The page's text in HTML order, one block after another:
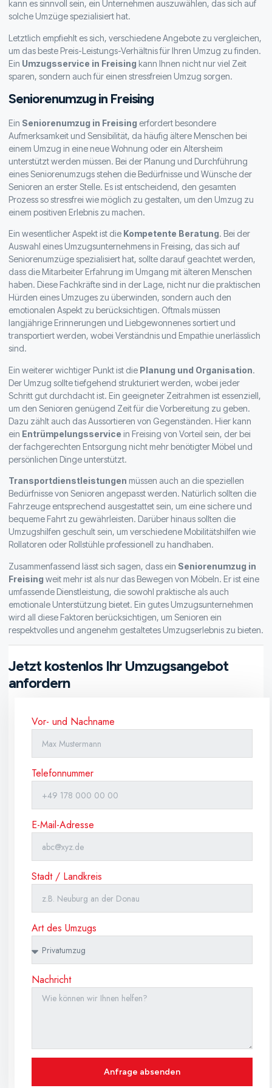
kann es sinnvoll sein, ein Unternehmen auszuwählen, das sich auf
solche Umzüge spezialisiert hat.
Letztlich empfiehlt es sich, verschiedene Angebote zu vergleichen,
um das beste Preis-Leistungs-Verhältnis für Ihren Umzug zu finden.
Ein Umzugsservice in Freising kann Ihnen nicht nur viel Zeit
sparen, sondern auch für einen stressfreien Umzug sorgen.
Seniorenumzug in Freising
Ein Seniorenumzug in Freising erfordert besondere
Aufmerksamkeit und Sensibilität, da häufig ältere Menschen bei
einem Umzug in eine neue Wohnung oder ein Altersheim
unterstützt werden müssen. Bei der Planung und Durchführung
eines Seniorenumzugs stehen die Bedürfnisse und Wünsche der
Senioren an erster Stelle. Es ist entscheidend, den gesamten
Prozess so stressfrei wie möglich zu gestalten, um den Umzug zu
einem positiven Erlebnis zu machen.
Ein wesentlicher Aspekt ist die Kompetente Beratung. Bei der
Auswahl eines Umzugsunternehmens in Freising, das sich auf
Seniorenumzüge spezialisiert hat, sollte darauf geachtet werden,
dass die Mitarbeiter Erfahrung im Umgang mit älteren Menschen
haben. Diese Fachkräfte sind in der Lage, nicht nur die praktischen
Hürden eines Umzuges zu überwinden, sondern auch den
emotionalen Aspekt zu berücksichtigen. Oftmals müssen
langjährige Erinnerungen und Liebgewonnenes sortiert und
transportiert werden, wobei Verständnis und Empathie unerlässlich
sind.
Ein weiterer wichtiger Punkt ist die Planung und Organisation.
Der Umzug sollte tiefgehend strukturiert werden, wobei jeder
Schritt gut durchdacht ist. Ein geeigneter Zeitrahmen ist essenziell,
um den Senioren genügend Zeit für die Vorbereitung zu geben.
Dazu zählt auch das Aussortieren von Gegenständen. Hier kann
ein Entrümpelungsservice in Freising von Vorteil sein, der bei
der fachgerechten Entsorgung nicht mehr benötigter Möbel und
persönlichen Dinge unterstützt.
Transportdienstleistungen müssen auch an die speziellen
Bedürfnisse von Senioren angepasst werden. Natürlich sollten die
Fahrzeuge entsprechend ausgestattet sein, um eine sichere und
bequeme Fahrt zu gewährleisten. Darüber hinaus sollten die
Umzugshilfen geschult sein, um verschiedene Mobilitätshilfen wie
Rollatoren oder Rollstühle professionell zu handhaben.
Zusammenfassend lässt sich sagen, dass ein Seniorenumzug in
Freising weit mehr ist als nur das Bewegen von Möbeln. Er ist eine
umfassende Dienstleistung, die sowohl praktische als auch
emotionale Unterstützung bietet. Ein gutes Umzugsunternehmen
wird all diese Faktoren berücksichtigen, um Senioren ein
respektvolles und angenehm gestaltetes Umzugserlebnis zu bieten.
Jetzt kostenlos Ihr Umzugsangebot
anfordern
Vor- und Nachname
Telefonnummer
E-Mail-Adresse
Stadt / Landkreis
Art des Umzugs
Nachricht
Anfrage absenden